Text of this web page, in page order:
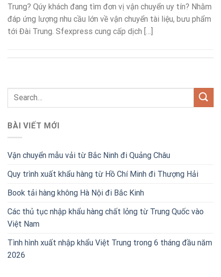
Trung? Qúy khách đang tìm đơn vị vận chuyển uy tín? Nhằm
đáp ứng lượng nhu cầu lớn về vận chuyển tài liệu, bưu phẩm
tới Đài Trung. Sfexpress cung cấp dịch […]
BÀI VIẾT MỚI
Vận chuyển mẫu vải từ Bắc Ninh đi Quảng Châu
Quy trình xuất khẩu hàng từ Hồ Chí Minh đi Thượng Hải
Book tải hàng không Hà Nội đi Bắc Kinh
Các thủ tục nhập khẩu hàng chất lỏng từ Trung Quốc vào
Việt Nam
Tình hình xuất nhập khẩu Việt Trung trong 6 tháng đầu năm
2026